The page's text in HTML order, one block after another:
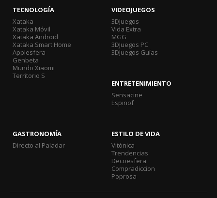
TECNOLOGÍA
Xataka
Xataka Móvil
Xataka Android
Xataka Smart Home
Applesfera
Genbeta
Mundo Xiaomi
Territorio S
VIDEOJUEGOS
3DJuegos
Vida Extra
MGG
3DJuegos PC
3DJuegos Guías
ENTRETENIMIENTO
Sensacine
Espinof
GASTRONOMÍA
Directo al Paladar
ESTILO DE VIDA
Vitónica
Trendencias
Decoesfera
Compradiccion
Poprosa